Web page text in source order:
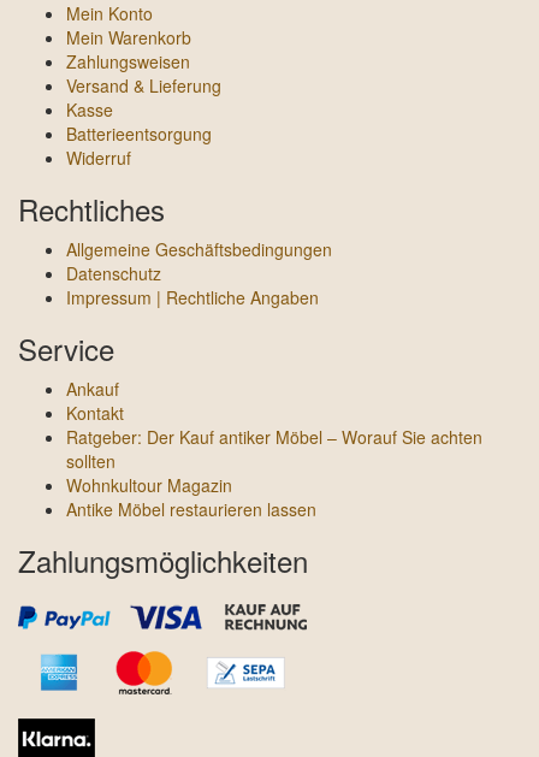
Mein Konto
Mein Warenkorb
Zahlungsweisen
Versand & Lieferung
Kasse
Batterieentsorgung
Widerruf
Rechtliches
Allgemeine Geschäftsbedingungen
Datenschutz
Impressum | Rechtliche Angaben
Service
Ankauf
Kontakt
Ratgeber: Der Kauf antiker Möbel – Worauf Sie achten
sollten
Wohnkultour Magazin
Antike Möbel restaurieren lassen
Zahlungsmöglichkeiten